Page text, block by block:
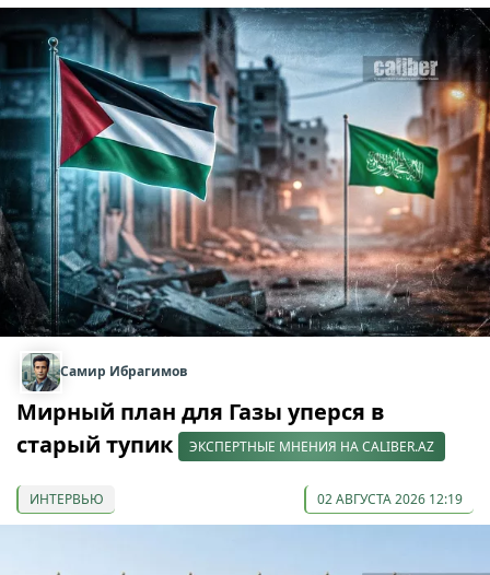
Самир Ибрагимов
Мирный план для Газы уперся в
старый тупик
ЭКСПЕРТНЫЕ МНЕНИЯ НА CALIBER.AZ
ИНТЕРВЬЮ 02 АВГУСТА 2026 12:19